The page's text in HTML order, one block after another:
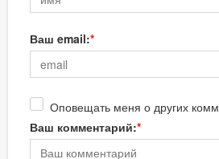
Ваш email:
Оповещать меня о других
Ваш комментарий: